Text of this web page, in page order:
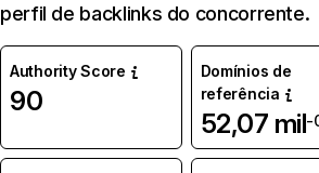
perfil de backlinks do concorrente.
Authority Score
90
Domínios de
referência
52,07 mil-